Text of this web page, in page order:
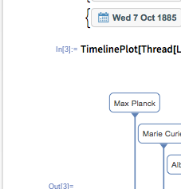
In[3]:=
Out[3]=